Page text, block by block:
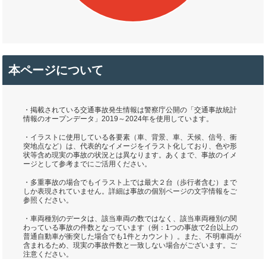
本ページについて
・掲載されている交通事故発生情報は警察庁公開の「交通事故統計
情報のオープンデータ」2019～2024年を使用しています。
・イラストに使用している各要素（車、背景、車、天候、信号、衝
突地点など）は、代表的なイメージをイラスト化しており、色や形
状等含め現実の事故の状況とは異なります。あくまで、事故のイメ
ージとして参考までにご活用ください。
・多重事故の場合でもイラスト上では最大２台（歩行者含む）まで
しか表現されていません。詳細は事故の個別ページの文字情報をご
参照ください。
・車両種別のデータは、該当車両の数ではなく、該当車両種別の関
わっている事故の件数となっています（例：1つの事故で2台以上の
普通自動車が衝突した場合でも1件とカウント）。また、不明車両が
含まれるため、現実の事故件数と一致しない場合がございます。ご
注意ください。